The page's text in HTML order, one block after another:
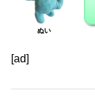
ぬい
[ad]